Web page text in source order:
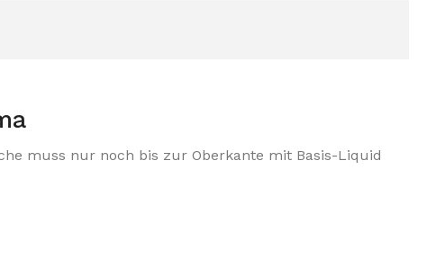
muss nur noch bis zur Oberkante mit Basis-Liquid